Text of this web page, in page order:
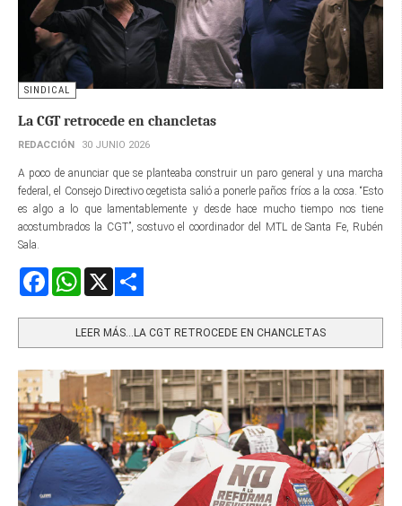
SINDICAL
La CGT retrocede en chancletas
REDACCIÓN 30 JUNIO 2026
A poco de anunciar que se planteaba construir un paro general y una marcha
federal, el Consejo Directivo cegetista salió a ponerle paños fríos a la cosa. “Esto
es algo a lo que lamentablemente y desde hace mucho tiempo nos tiene
acostumbrados la CGT”, sostuvo el coordinador del MTL de Santa Fe, Rubén
Sala.
FacebookWhatsApp
LEER MÁS…LA CGT RETROCEDE EN CHANCLETAS